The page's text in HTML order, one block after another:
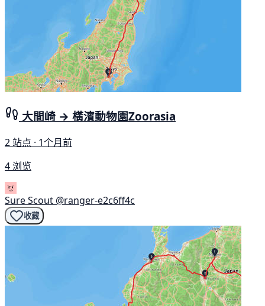
大間崎 → 橫濱動物園Zoorasia
2 站点 · 1个月前
4 浏览
Sure Scout @ranger-e2c6ff4c
收藏